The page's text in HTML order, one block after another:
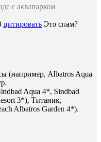
с аквапарком
цитировать Это спам?
(например, Albatros Aqua
Aqua 4*, Sindbad
3*), Титаник,
Albatros Garden 4*).